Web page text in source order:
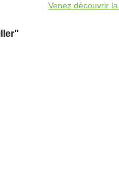
Venez découvrir